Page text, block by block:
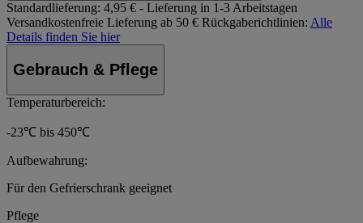
Standardlieferung: 4,95 € - Lieferung in 1-3 Arbeitstagen
Versandkostenfreie Lieferung ab 50 € Rückgaberichtlinien: Alle
Details finden Sie hier
Gebrauch & Pflege
Temperaturbereich:
-23℃ bis 450℃
Aufbewahrung:
Für den Gefrierschrank geeignet
Pflege